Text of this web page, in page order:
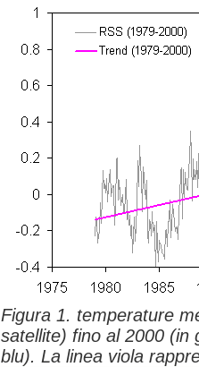
Figura 1. temperature
satellite) fino al 2000 (in
blu). La linea viola